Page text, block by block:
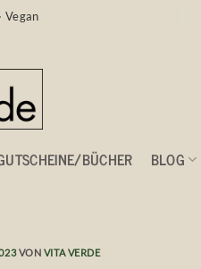
Vegan
BÜCHER BLOG
VON VITA VERDE